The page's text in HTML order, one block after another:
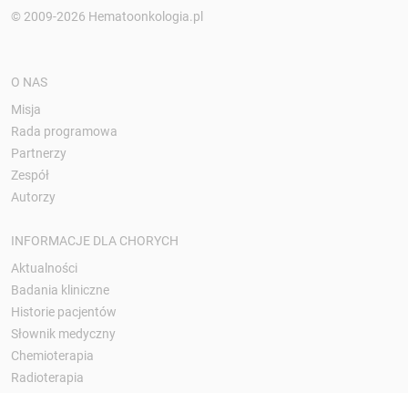
© 2009-2026 Hematoonkologia.pl
O NAS
Misja
Rada programowa
Partnerzy
Zespół
Autorzy
INFORMACJE DLA CHORYCH
Aktualności
Badania kliniczne
Historie pacjentów
Słownik medyczny
Chemioterapia
Radioterapia